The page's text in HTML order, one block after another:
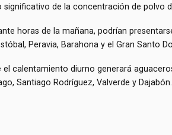
de la concentración de polvo
horas de la mañana, podrían
Peravia, Barahona y el Gran Santo
calentamiento diurno generará
Santiago Rodríguez, Valverde y Dajabón.